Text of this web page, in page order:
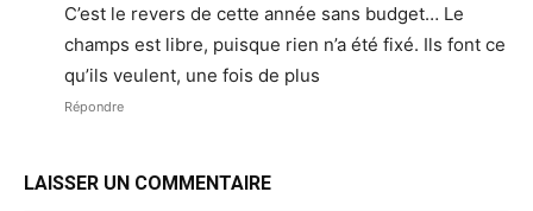
C’est le revers de cette année sans budget… Le
champs est libre, puisque rien n’a été fixé. Ils font ce
qu’ils veulent, une fois de plus
Répondre
LAISSER UN COMMENTAIRE